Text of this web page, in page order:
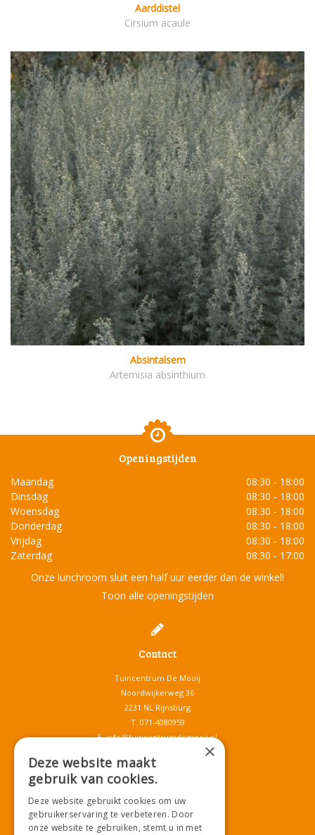
Aarddistel
Cirsium acaule
Absintalsem
Artemisia absinthium
Openingstijden
Maandag
08:30 - 18:00
Dinsdag
08:30 - 18:00
Woensdag
08:30 - 18:00
Donderdag
08:30 - 18:00
Vrijdag
08:30 - 18:00
Zaterdag
08:30 - 17:00
Onze lunchroom sluit een half uur eerder dan de winkel!
Toon alle openingstijden
Contact
Tuincentrum De Mooij
Noordwijkerweg 36
2231 NL Rijnsburg
T. 071-4080959
E.info@tuincentrumdemooij.nl
Download onze App!
×
Deze website maakt
gebruik van cookies.
Deze website gebruikt cookies om uw
gebruikerservaring te verbeteren. Door
onze website te gebruiken, stemt u in met